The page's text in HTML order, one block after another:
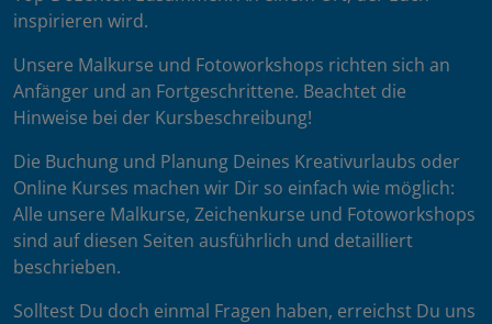
inspirieren wird.
Unsere Malkurse und Fotoworkshops richten sich an
Anfänger und an Fortgeschrittene. Beachtet die
Hinweise bei der Kursbeschreibung!
Die Buchung und Planung Deines Kreativurlaubs oder
Online Kurses machen wir Dir so einfach wie möglich:
Alle unsere Malkurse, Zeichenkurse und Fotoworkshops
sind auf diesen Seiten ausführlich und detailliert
beschrieben.
Solltest Du doch einmal Fragen haben, erreichst Du uns